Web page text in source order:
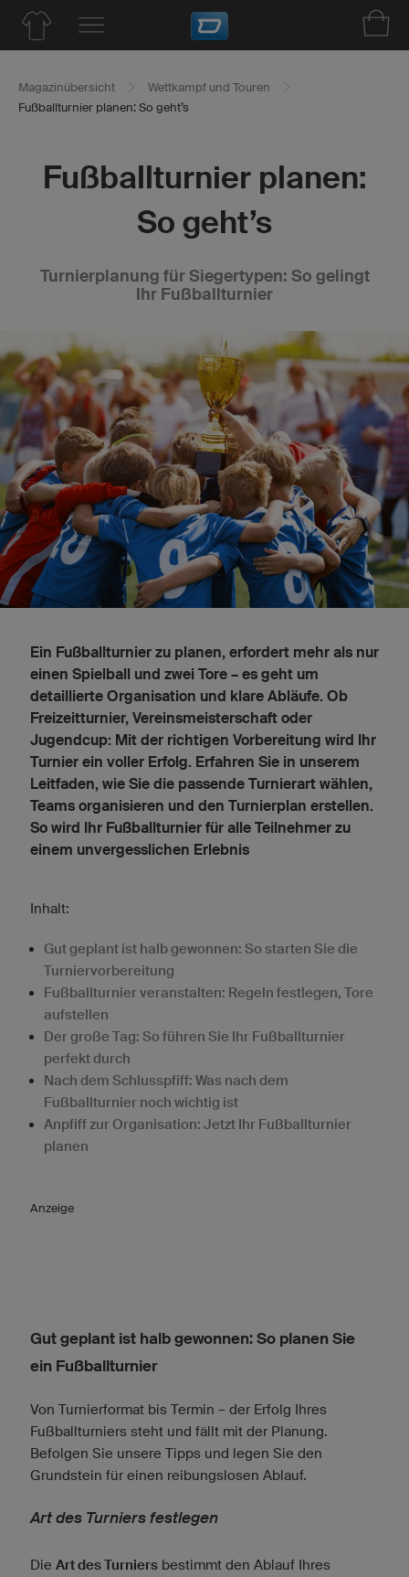
Magazinübersicht
Wettkampf und Touren
Fußballturnier planen: So geht’s
Fußballturnier planen:
So geht’s
Turnierplanung für Siegertypen: So gelingt
Ihr Fußballturnier
Ein Fußballturnier zu planen, erfordert mehr als nur
einen Spielball und zwei Tore – es geht um
detaillierte Organisation und klare Abläufe. Ob
Freizeitturnier, Vereinsmeisterschaft oder
Jugendcup: Mit der richtigen Vorbereitung wird Ihr
Turnier ein voller Erfolg. Erfahren Sie in unserem
Leitfaden, wie Sie die passende Turnierart wählen,
Teams organisieren und den Turnierplan erstellen.
So wird Ihr Fußballturnier für alle Teilnehmer zu
einem unvergesslichen Erlebnis
Inhalt:
Gut geplant ist halb gewonnen: So starten Sie die
Turniervorbereitung
Fußballturnier veranstalten: Regeln festlegen, Tore
aufstellen
Der große Tag: So führen Sie Ihr Fußballturnier
perfekt durch
Nach dem Schlusspfiff: Was nach dem
Fußballturnier noch wichtig ist
Anpfiff zur Organisation: Jetzt Ihr Fußballturnier
planen
Anzeige
Gut geplant ist halb gewonnen: So planen Sie
ein Fußballturnier
Von Turnierformat bis Termin – der Erfolg Ihres
Fußballturniers steht und fällt mit der Planung.
Befolgen Sie unsere Tipps und legen Sie den
Grundstein für einen reibungslosen Ablauf.
Art des Turniers festlegen
Die Art des Turniers bestimmt den Ablauf Ihres